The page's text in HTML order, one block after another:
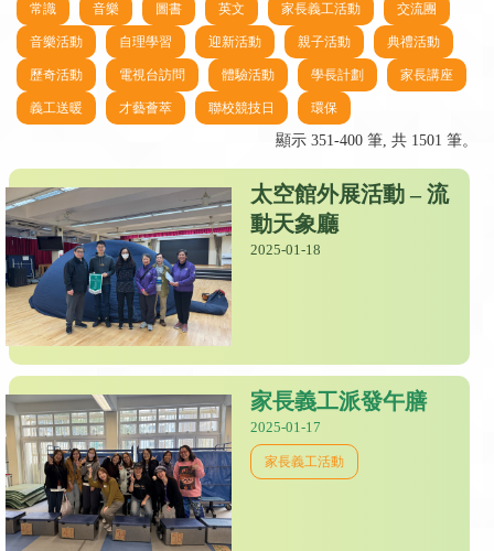
常識 音樂 圖書 英文 家長義工活動 交流團
音樂活動 自理學習 迎新活動 親子活動 典禮活動
歷奇活動 電視台訪問 體驗活動 學長計劃 家長講座
義工送暖 才藝薈萃 聯校競技日 環保
顯示 351-400 筆, 共 1501 筆。
太空館外展活動 – 流
動天象廳
2025-01-18
家長義工派發午膳
2025-01-17
家長義工活動